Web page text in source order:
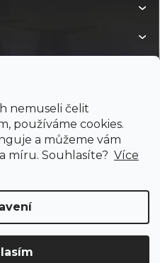
nemuseli čelit
používáme cookies.
a můžeme vám
míru. Souhlasíte? Více
s.r.o.. Všechna práva